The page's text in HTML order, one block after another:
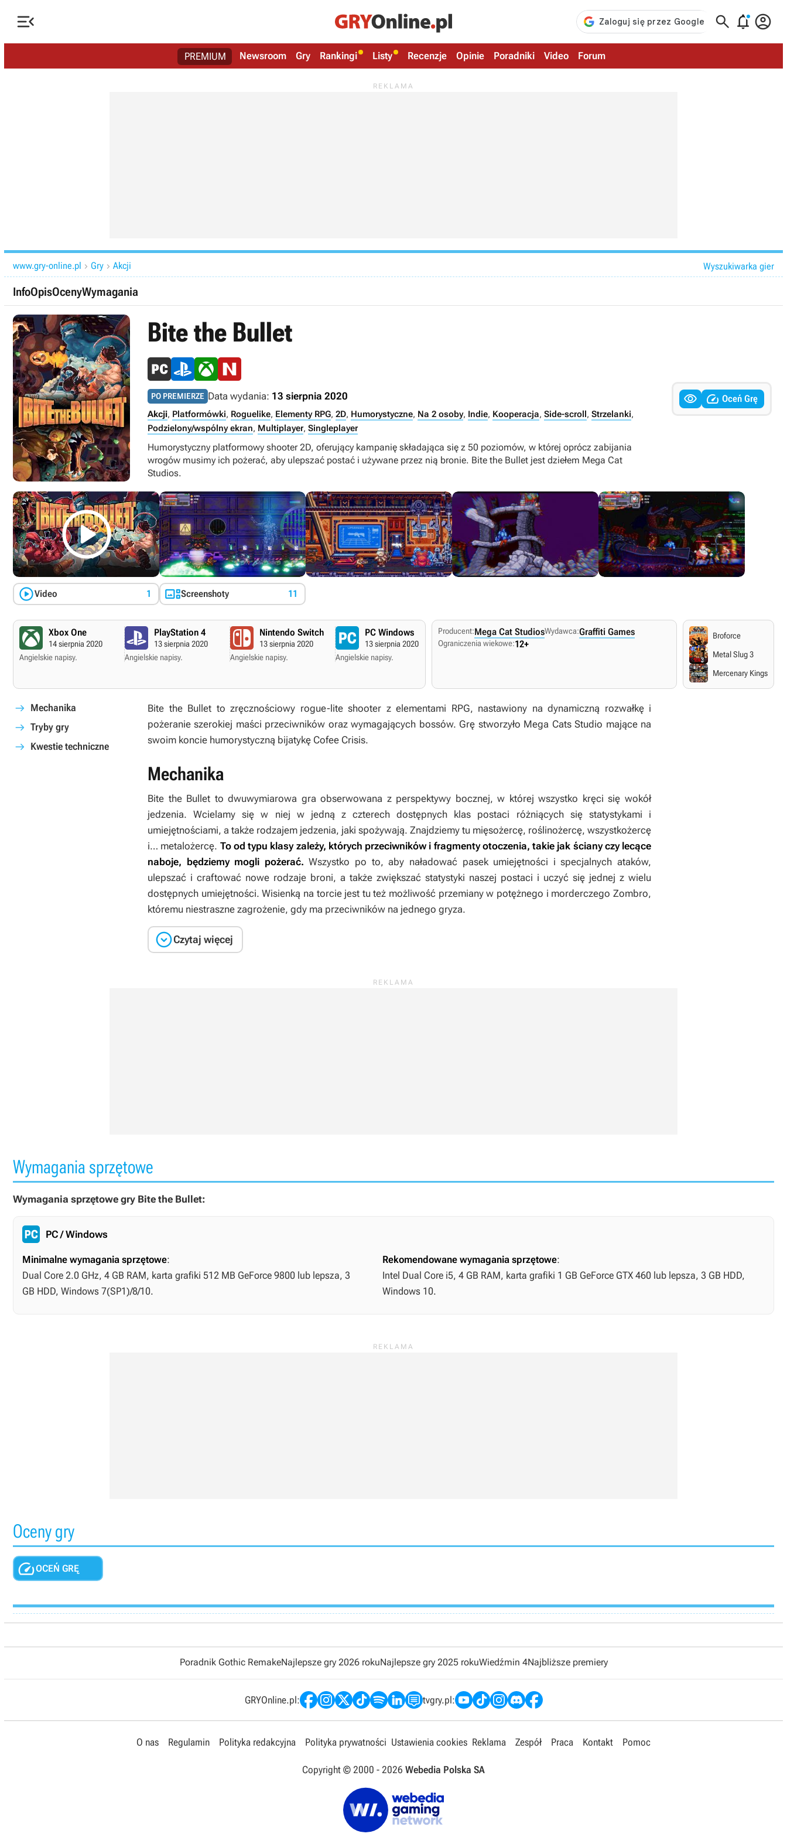
   
PREMIUM Newsroom Gry Rankingi Listy Recenzje Opinie Poradniki Video Forum
www.gry-online.pl  Gry  Akcji Wyszukiwarka gier
InfoOpisOcenyWymagania
Bite the Bullet
PO PREMIERZE Data wydania: 13 sierpnia 2020
Akcji, Platformówki, Roguelike, Elementy RPG, 2D, Humorystyczne, Na 2 osoby, Indie, Kooperacja, Side-scroll, Strzelanki,
Podzielony/wspólny ekran, Multiplayer, Singleplayer
Humorystyczny platformowy shooter 2D, oferujący kampanię składająca się z 50 poziomów, w której oprócz zabijania
wrogów musimy ich pożerać, aby ulepszać postać i używane przez nią bronie. Bite the Bullet jest dziełem Mega Cat
Studios.
  Oceń Grę

Video 1 Screenshoty 11
Xbox One
14 sierpnia 2020
Angielskie napisy.
PlayStation 4
13 sierpnia 2020
Angielskie napisy.
Nintendo Switch
13 sierpnia 2020
Angielskie napisy.
PC Windows
13 sierpnia 2020
Angielskie napisy.
Producent:Mega Cat StudiosWydawca:Graffiti Games
Ograniczenia wiekowe:12+
Broforce
Metal Slug 3
Mercenary Kings
Mechanika
Tryby gry
Kwestie techniczne
Bite the Bullet to zręcznościowy rogue-lite shooter z elementami RPG, nastawiony na dynamiczną rozwałkę i
pożeranie szerokiej maści przeciwników oraz wymagających bossów. Grę stworzyło Mega Cats Studio mające na
swoim koncie humorystyczną bijatykę Cofee Crisis.
Mechanika
Bite the Bullet to dwuwymiarowa gra obserwowana z perspektywy bocznej, w której wszystko kręci się wokół
jedzenia. Wcielamy się w niej w jedną z czterech dostępnych klas postaci różniących się statystykami i
umiejętnościami, a także rodzajem jedzenia, jaki spożywają. Znajdziemy tu mięsożercę, roślinożercę, wszystkożercę
i… metalożercę. To od typu klasy zależy, których przeciwników i fragmenty otoczenia, takie jak ściany czy lecące
naboje, będziemy mogli pożerać. Wszystko po to, aby naładować pasek umiejętności i specjalnych ataków,
ulepszać i craftować nowe rodzaje broni, a także zwiększać statystyki naszej postaci i uczyć się jednej z wielu
dostępnych umiejętności. Wisienką na torcie jest tu też możliwość przemiany w potężnego i morderczego Zombro,
któremu niestraszne zagrożenie, gdy ma przeciwników na jednego gryza.
Czytaj więcej
Wymagania sprzętowe
Wymagania sprzętowe gry Bite the Bullet:
PC / Windows
Minimalne wymagania sprzętowe:
Dual Core 2.0 GHz, 4 GB RAM, karta grafiki 512 MB GeForce 9800 lub lepsza, 3
GB HDD, Windows 7(SP1)/8/10.
Rekomendowane wymagania sprzętowe:
Intel Dual Core i5, 4 GB RAM, karta grafiki 1 GB GeForce GTX 460 lub lepsza, 3 GB HDD,
Windows 10.
Oceny gry
OCEŃ GRĘ
Poradnik Gothic RemakeNajlepsze gry 2026 rokuNajlepsze gry 2025 rokuWiedźmin 4Najbliższe premiery
GRYOnline.pl: tvgry.pl:
O nas Regulamin Polityka redakcyjna Polityka prywatności Ustawienia cookies Reklama Zespół Praca Kontakt Pomoc
Copyright © 2000 - 2026 Webedia Polska SA